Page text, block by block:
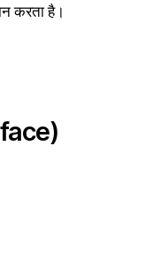
करता है।